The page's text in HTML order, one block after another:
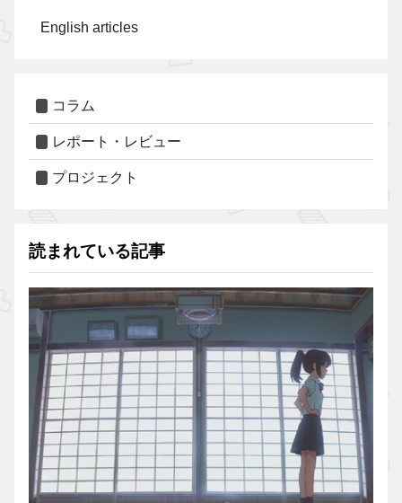
English articles
コラム
レポート・レビュー
プロジェクト
読まれている記事